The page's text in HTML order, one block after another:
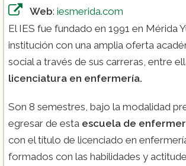
Web: iesmerida.com
El IES fue fundado en 1991 en Mérida
institución con una amplia oferta
social a través de sus carreras, entre
licenciatura en enfermería.
Son 8 semestres, bajo la modalidad
egresar de esta escuela de
con el título de licenciado en
formados con las habilidades y